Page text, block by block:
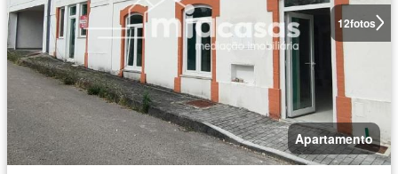
12fotos
Apartamento